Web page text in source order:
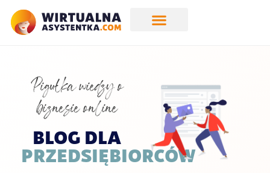
Pigułka wiedzy o
biznesie online
BLOG DLA
PRZEDSIĘBIORCÓW